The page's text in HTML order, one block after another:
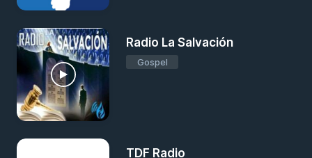
Radio La Salvación
Gospel
TDF Radio